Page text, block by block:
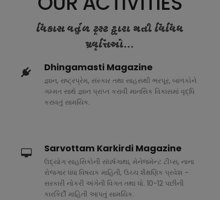
વિકાસ વર્તુળ ટ્રસ્ટ દ્વારા થતી વિવિધ
પ્રવૃત્તિઓ...
Dhingamasti Magazine
જ્ઞાન, રાષ્ટ્રપ્રેમ, સંસ્કાર તથા સાહસથી ભરપૂર, બાળકોને
ગમ્મત સાથે જ્ઞાન પ્રાપ્ત કરાવી માનસિક વિકાસમાં વૃદ્ધિ
કરાવતું સામયિક.
Sarvottam Karkirdi Magazine
ઉદ્યોગ સાહસિકોની સંઘર્ષગાથા, મેનેજમેન્ટ ટીપ્સ, નાના
રોજગાર ધંધા વિષયક માહિતી, ઉચ્ચ શૈક્ષણિક પ્રવેશ -
સરકારી નોકરી અંગેની વિગત તથા ધો. 10-12 પછીની
કારકિર્દી માહિતી આપતું સામયિક.